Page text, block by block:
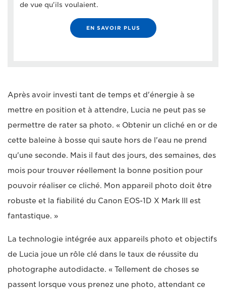
de vue qu'ils voulaient.
EN SAVOIR PLUS
Après avoir investi tant de temps et d'énergie à se
mettre en position et à attendre, Lucia ne peut pas se
permettre de rater sa photo. « Obtenir un cliché en or de
cette baleine à bosse qui saute hors de l'eau ne prend
qu'une seconde. Mais il faut des jours, des semaines, des
mois pour trouver réellement la bonne position pour
pouvoir réaliser ce cliché. Mon appareil photo doit être
robuste et la fiabilité du Canon EOS-1D X Mark III est
fantastique. »
La technologie intégrée aux appareils photo et objectifs
de Lucia joue un rôle clé dans le taux de réussite du
photographe autodidacte. « Tellement de choses se
passent lorsque vous prenez une photo, attendant ce